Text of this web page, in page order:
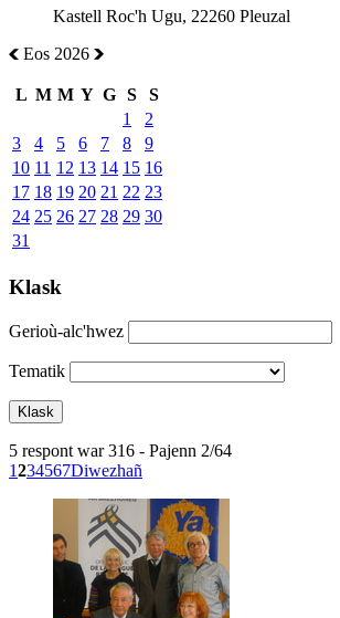
Kastell Roc'h Ugu, 22260 Pleuzal
Eos 2026
L M M Y G S
S
1
2
3
4 5 6 7 8
9
10 11 12 13 14 15 16
17 18 19 20 21 22 23
24 25 26 27 28 29 30
31
Klask
Gerioù-alc'hwez
Tematik
5 respont war 316 - Pajenn 2/64
1234567Diwezhañ